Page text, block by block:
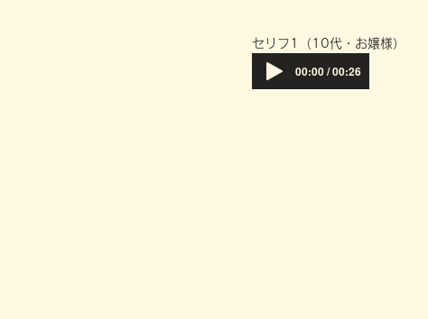
​セリフ1（10代・お嬢様）
00:00 / 00:26